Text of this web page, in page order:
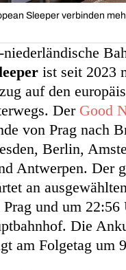
Sleeper verbinden
ist seit 2023
auf den
Der Good
von Prag nach
Berlin,
Antwerpen. Der
an
und um 22:56
Die
am Folgetag um